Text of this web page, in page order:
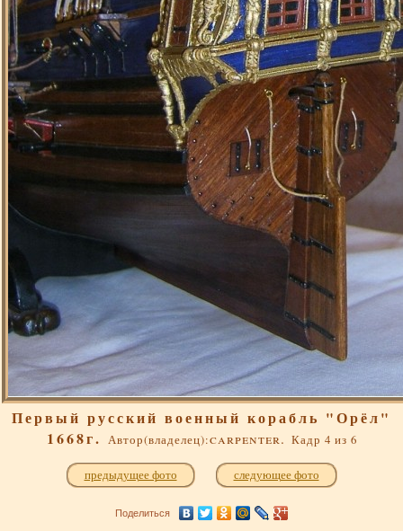
Первый русский военный корабль "Орёл"
1668г. Автор(владелец):carpenter. Кадр 4 из 6
предыдущее фото следующее фото
Поделиться